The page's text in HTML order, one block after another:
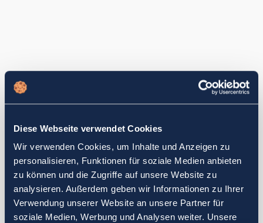
Diese Webseite verwendet Cookies
Wir verwenden Cookies, um Inhalte und Anzeigen zu
personalisieren, Funktionen für soziale Medien anbieten
zu können und die Zugriffe auf unsere Website zu
analysieren. Außerdem geben wir Informationen zu Ihrer
Verwendung unserer Website an unsere Partner für
soziale Medien, Werbung und Analysen weiter. Unsere